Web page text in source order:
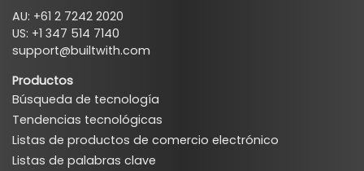
AU: +61 2 7242 2020
US: +1 347 514 7140
support@builtwith.com
Productos
Búsqueda de tecnología
Tendencias tecnológicas
Listas de productos de comercio electrónico
Listas de palabras clave